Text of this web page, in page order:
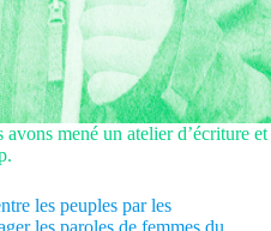
mené un atelier d’écriture et
les peuples par les